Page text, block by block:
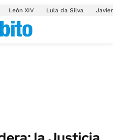
León XIV Lula da Silva